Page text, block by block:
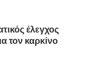
έλεγχος
τον καρκίνο